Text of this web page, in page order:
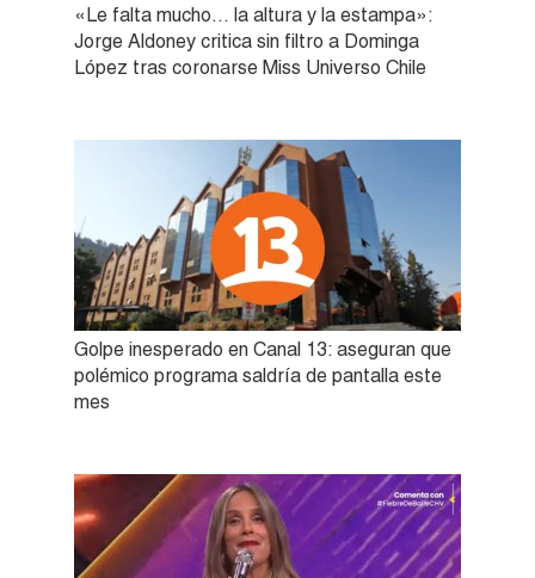
«Le falta mucho… la altura y la estampa»:
Jorge Aldoney critica sin filtro a Dominga
López tras coronarse Miss Universo Chile
Golpe inesperado en Canal 13: aseguran que
polémico programa saldría de pantalla este
mes